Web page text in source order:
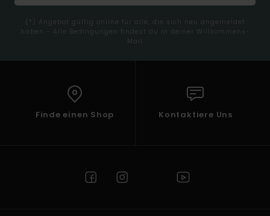
(*) Angebot gültig online für alle, die sich neu angemeldet
haben - Alle Bedingungen findest du in deiner Willkommens-
Mail
Finde einen Shop Kontaktiere Uns